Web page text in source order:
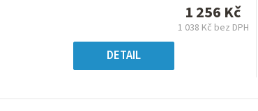
hvězdiček.
1 256 Kč
1 038 Kč bez DPH
DETAIL